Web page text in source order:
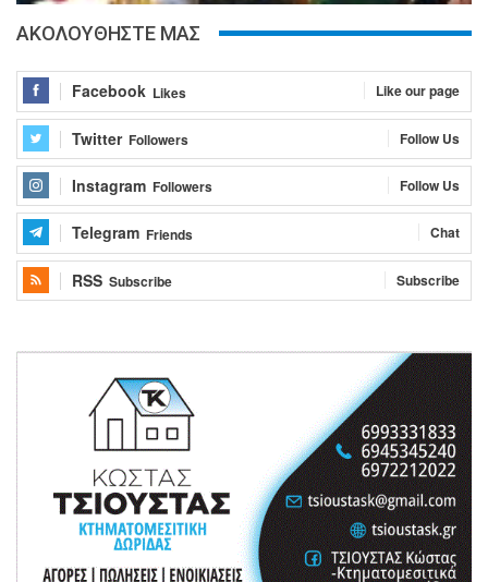
ΑΚΟΛΟΥΘΗΣΤΕ ΜΑΣ
Facebook Likes Like our page
Twitter Followers Follow Us
Instagram Followers Follow Us
Telegram Friends Chat
RSS Subscribe Subscribe